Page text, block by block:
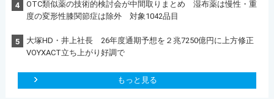
4
OTC類似薬の技術的検討会が中間取りまとめ 湿布薬は慢性・重
度の変形性膝関節症は除外 対象1042品目
5
大塚HD・井上社長 26年度通期予想を２兆7250億円に上方修正
VOYXACT立ち上がり好調で
もっと見る